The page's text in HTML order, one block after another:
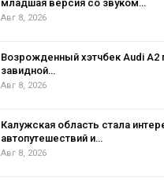
младшая версия со звуком…
Авг 8, 2026
Возрожденный хэтчбек Audi A2
завидной…
Авг 8, 2026
Калужская область стала
автопутешествий и…
Авг 8, 2026